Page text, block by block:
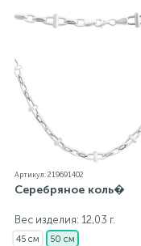
Артикул: 219691402
Серебряное коль�
Вес изделия: 12,03 г.
45 см 50 см